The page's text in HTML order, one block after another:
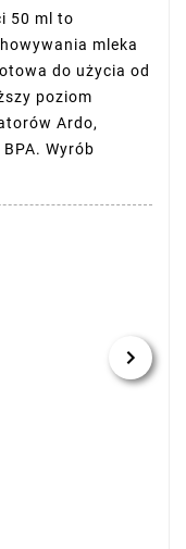
50 ml to
mleka
do użycia od
poziom
Ardo,
Wyrób